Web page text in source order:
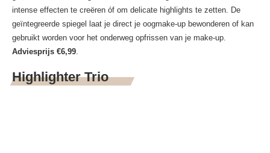
intense effecten te creëren óf om delicate highlights te zetten. De
geïntegreerde spiegel laat je direct je oogmake-up bewonderen of kan
gebruikt worden voor het onderweg opfrissen van je make-up.
Adviesprijs €6,99
Highlighter Trio